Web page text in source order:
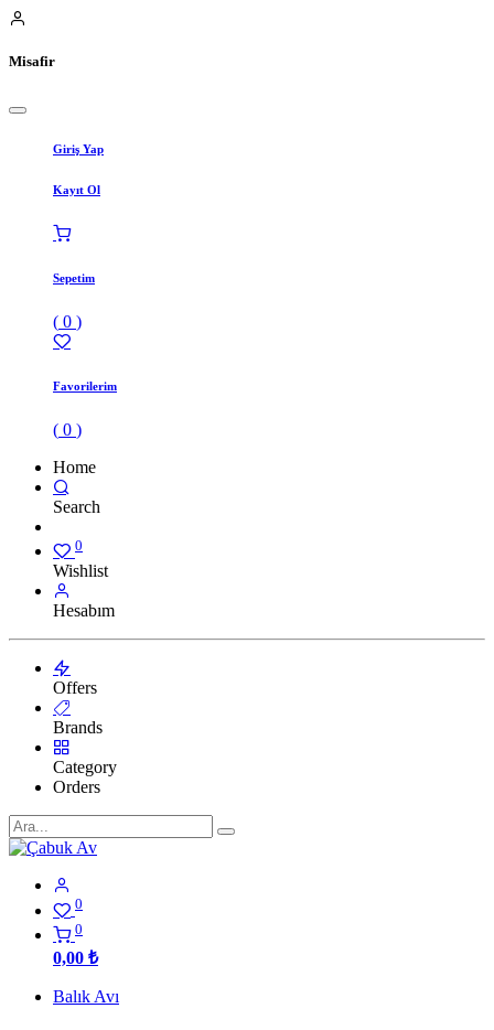
Misafir
Giriş Yap
Kayıt Ol
Sepetim
( 0 )
Favorilerim
( 0 )
Home
Search
0
Wishlist
Hesabım
Offers
Brands
Category
Orders
0
0
0,00 ₺
Balık Avı